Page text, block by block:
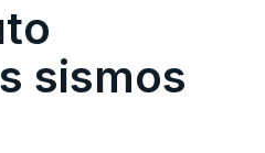
sismos